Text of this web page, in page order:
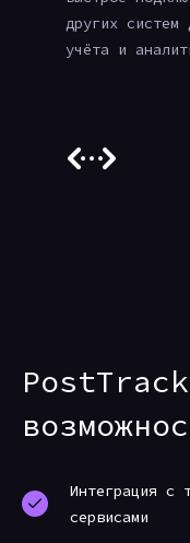
других систем
учёта и
Интеграция с
сервисами